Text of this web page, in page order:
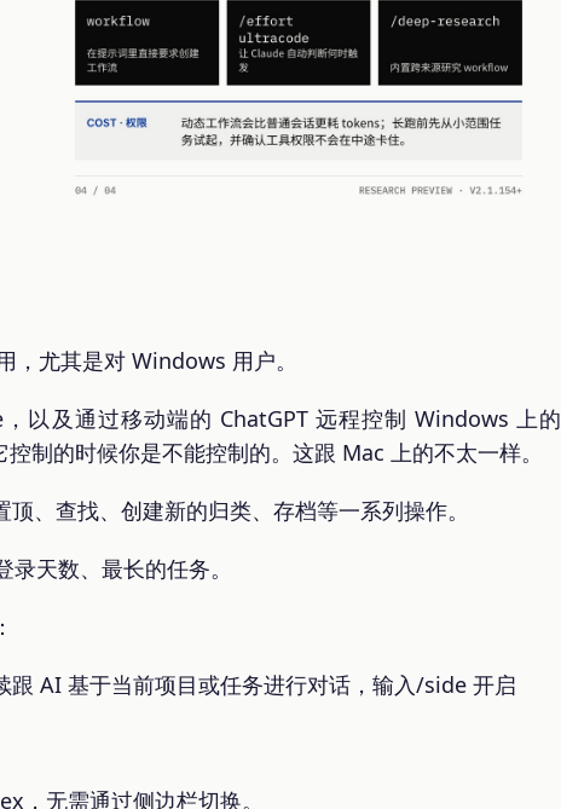
，尤其是对 Windows 用户。
以及通过移动端的 ChatGPT 远程控制 Windows 上的
制的时候你是不能控制的。这跟 Mac 上的不太一样。
、查找、创建新的归类、存档等一系列操作。
天数、最长的任务。
AI 基于当前项目或任务进行对话，输入/side 开启
，无需通过侧边栏切换。